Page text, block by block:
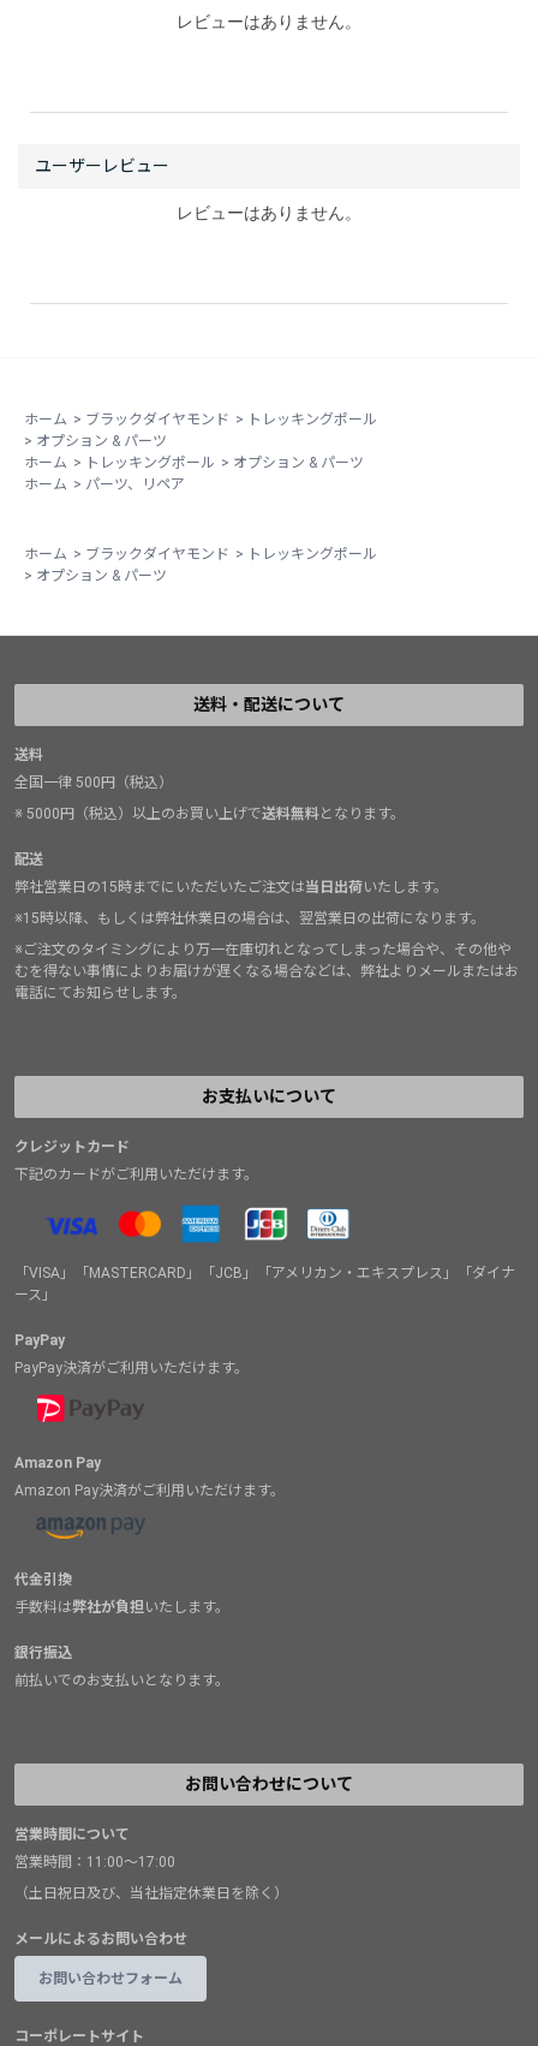
レビューはありません。
レビューはありません。
ホーム > ブラックダイヤモンド > トレッキングポール
> オプション & パーツ
ホーム > トレッキングポール > オプション & パーツ
ホーム > パーツ、リペア
ホーム > ブラックダイヤモンド > トレッキングポール
> オプション & パーツ
送料・配送について
送料
全国一律 500円（税込）
※ 5000円（税込）以上のお買い上げで送料無料となります。
配送
弊社営業日の15時までにいただいたご注文は当日出荷いたします。
※15時以降、もしくは弊社休業日の場合は、翌営業日の出荷になります。
※ご注文のタイミングにより万一在庫切れとなってしまった場合や、その他や
むを得ない事情によりお届けが遅くなる場合などは、弊社よりメールまたはお
電話にてお知らせします。
お支払いについて
クレジットカード
下記のカードがご利用いただけます。
「VISA」「MASTERCARD」「JCB」「アメリカン・エキスプレス」「ダイナ
ース」
PayPay
PayPay決済がご利用いただけます。
Amazon Pay
Amazon Pay決済がご利用いただけます。
代金引換
手数料は弊社が負担 いたします。
銀行振込
前払いでのお支払いとなります。
お問い合わせについて
営業時間について
営業時間：11:00～17:00
（土日祝日及び、当社指定休業日を除く）
メールによるお問い合わせ
お問い合わせフォーム
コーポレートサイト